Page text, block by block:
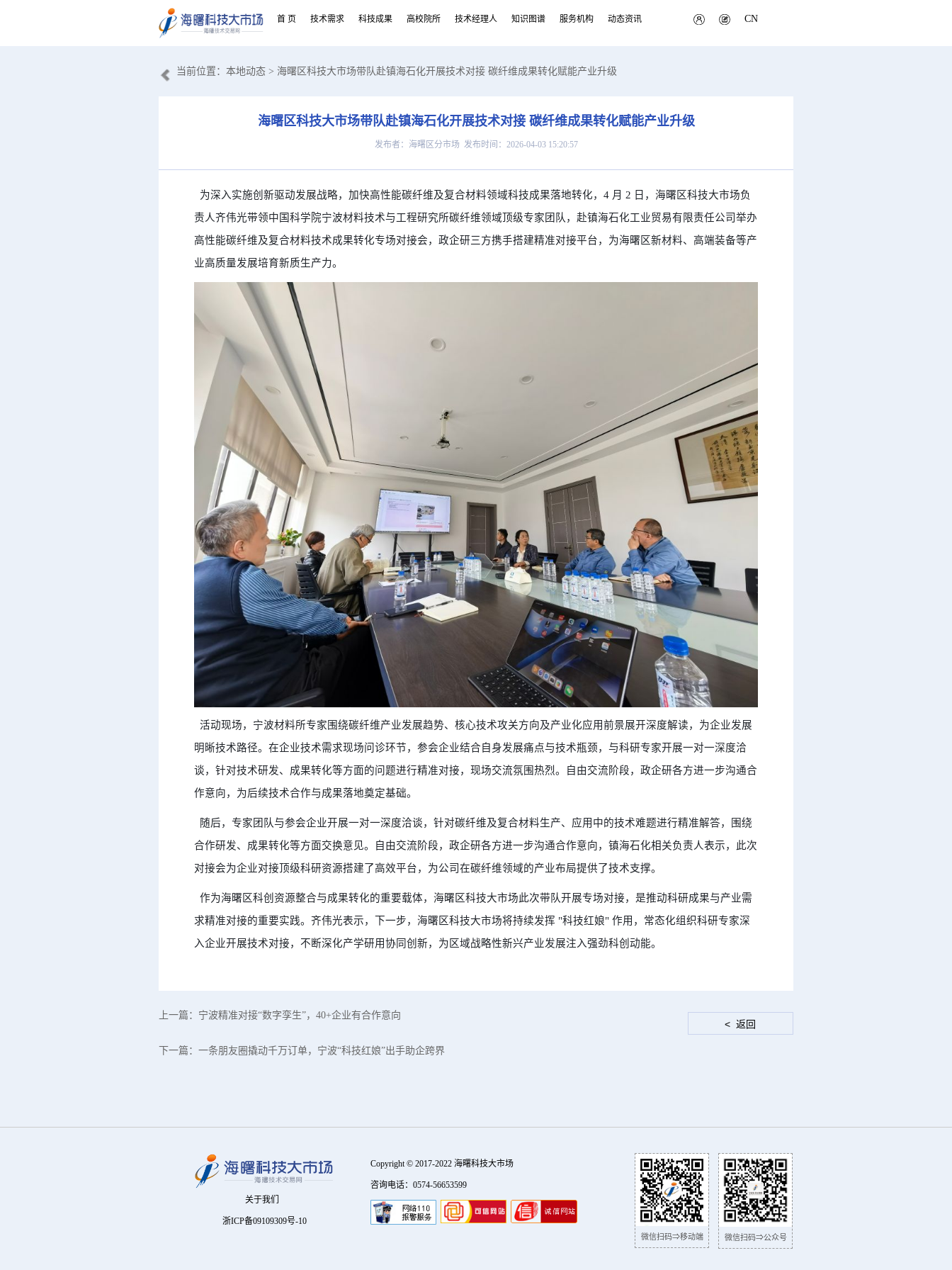
首 页 技术需求 科技成果 高校院所 技术经理人 知识图谱 服务机构 动态资讯 CN
当前位置： 本地动态 > 海曙区科技大市场带队赴镇海石化开展技术对接 碳纤维成果转化赋能产业升级
海曙区科技大市场带队赴镇海石化开展技术对接 碳纤维成果转化赋能产业升级
发布者：海曙区分市场 发布时间：2026-04-03 15:20:57
为深入实施创新驱动发展战略，加快高性能碳纤维及复合材料领域科技成果落地转化， 4 月 2 日，海曙区科技大市场负
责人齐伟光带领中国科学院宁波材料技术与工程研究所碳纤维领域顶级专家团队，赴镇海石化工业贸易有限责任公司举办
高性能碳纤维及复合材料技术成果转化专场对接会，政企研三方携手搭建精准对接平台，为海曙区新材料、高端装备等产
业高质量发展培育新质生产力。
活动现场，宁波材料所专家围绕碳纤维产业发展趋势、核心技术攻关方向及产业化应用前景展开深度解读，为企业发展
明晰技术路径。在企业技术需求现场问诊环节，参会企业结合自身发展痛点与技术瓶颈，与科研专家开展一对一深度洽
谈，针对技术研发、成果转化等方面的问题进行精准对接，现场交流氛围热烈。自由交流阶段，政企研各方进一步沟通合
作意向，为后续技术合作与成果落地奠定基础。
随后，专家团队与参会企业开展一对一深度洽谈，针对碳纤维及复合材料生产、应用中的技术难题进行精准解答，围绕
合作研发、成果转化等方面交换意见。自由交流阶段，政企研各方进一步沟通合作意向，镇海石化相关负责人表示，此次
对接会为企业对接顶级科研资源搭建了高效平台，为公司在碳纤维领域的产业布局提供了技术支撑。
作为海曙区科创资源整合与成果转化的重要载体，海曙区科技大市场此次带队开展专场对接，是推动科研成果与产业需
求精准对接的重要实践。齐伟光表示，下一步，海曙区科技大市场将持续发挥 "科技红娘" 作用，常态化组织科研专家深
入企业开展技术对接，不断深化产学研用协同创新，为区域战略性新兴产业发展注入强劲科创动能。
上一篇： 宁波精准对接“数字孪生”，40+企业有合作意向
下一篇： 一条朋友圈撬动千万订单，宁波“科技红娘”出手助企跨界
关于我们
浙ICP备09109309号-10
Copyright © 2017-2022 海曙科技大市场
咨询电话：0574-56653599
微信扫码⇒移动端 微信扫码⇒公众号